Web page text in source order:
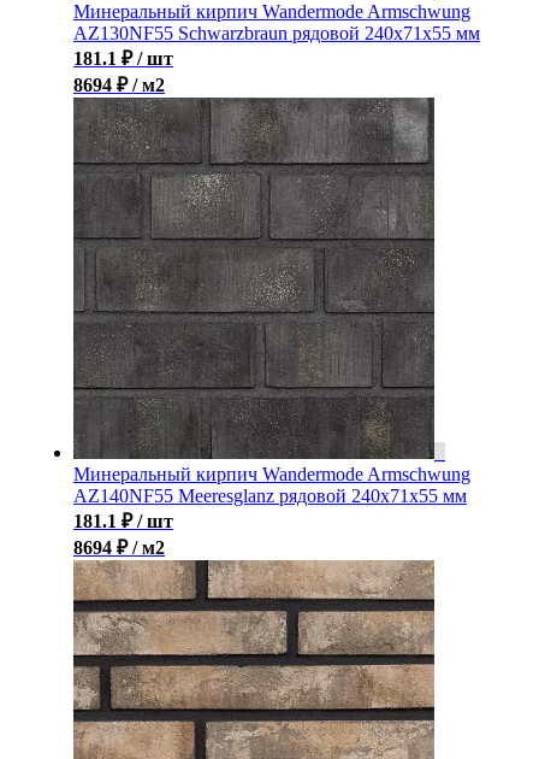
Минеральный кирпич Wandermode Armschwung
AZ130NF55 Schwarzbraun рядовой 240x71x55 мм
181.1 ₽ / шт
8694 ₽ / м2
Минеральный кирпич Wandermode Armschwung
AZ140NF55 Meeresglanz рядовой 240x71x55 мм
181.1 ₽ / шт
8694 ₽ / м2